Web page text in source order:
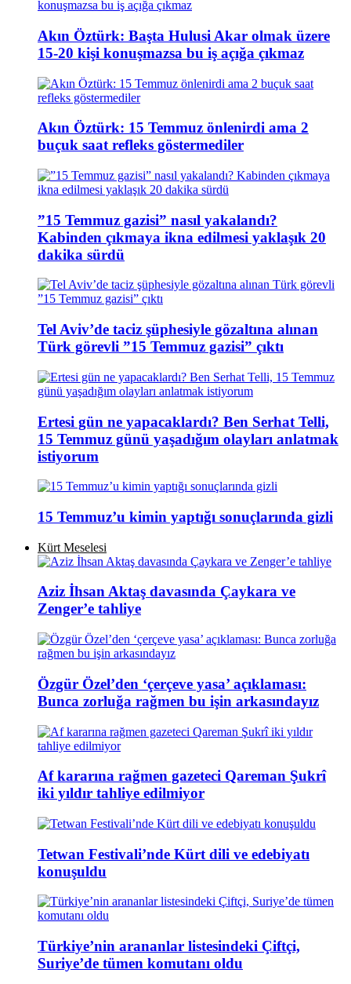
Akın Öztürk: Başta Hulusi Akar olmak üzere
15-20 kişi konuşmazsa bu iş açığa çıkmaz
Akın Öztürk: 15 Temmuz önlenirdi ama 2
buçuk saat refleks göstermediler
”15 Temmuz gazisi” nasıl yakalandı?
Kabinden çıkmaya ikna edilmesi yaklaşık 20
dakika sürdü
Tel Aviv’de taciz şüphesiyle gözaltına alınan
Türk görevli ”15 Temmuz gazisi” çıktı
Ertesi gün ne yapacaklardı? Ben Serhat Telli,
15 Temmuz günü yaşadığım olayları anlatmak
istiyorum
15 Temmuz’u kimin yaptığı sonuçlarında gizli
Kürt Meselesi
Aziz İhsan Aktaş davasında Çaykara ve
Zenger’e tahliye
Özgür Özel’den ‘çerçeve yasa’ açıklaması:
Bunca zorluğa rağmen bu işin arkasındayız
Af kararına rağmen gazeteci Qareman Şukrî
iki yıldır tahliye edilmiyor
Tetwan Festivali’nde Kürt dili ve edebiyatı
konuşuldu
Türkiye’nin arananlar listesindeki Çiftçi,
Suriye’de tümen komutanı oldu